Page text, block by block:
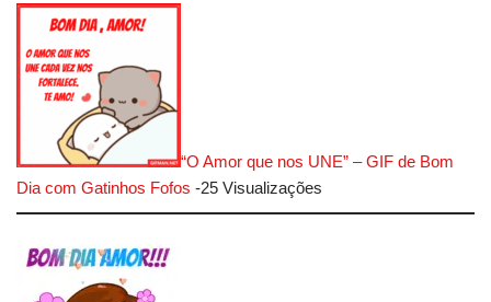
“O Amor que nos UNE” – GIF de Bom
Dia com Gatinhos Fofos -25 Visualizações